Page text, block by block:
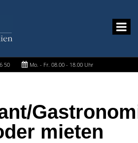
50 Mo. - Fr. 08.00 - 18.00 Uhr
mieten